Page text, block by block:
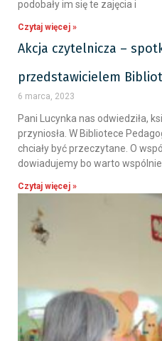
podobały im się te zajęcia i
Czytaj więcej »
Akcja czytelnicza –
przedstawicielem
6 marca, 2023
Pani Lucynka nas odwiedziła,
przyniosła. W Bibliotece
chciały być przeczytane. O
dowiadujemy bo warto
Czytaj więcej »